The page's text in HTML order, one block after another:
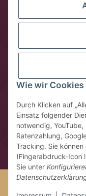
Wie wir Cookies
Durch Klicken auf
Einsatz folgender
notwendig,
Ratenzahlung,
Tracking. Sie
(Fingerabdruck-Icon
Sie unter
* Alle Preise inkl.
** gilt für Lieferungen
andere Länder
Versandinformationen
Google Analytics